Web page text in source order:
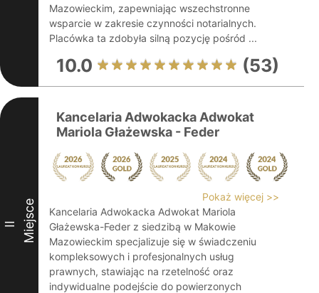
Mazowieckim, zapewniając wszechstronne
wsparcie w zakresie czynności notarialnych.
Placówka ta zdobyła silną pozycję pośród ...
10.0 (53)
II Miejsce
Kancelaria Adwokacka Adwokat
Mariola Głażewska - Feder
Pokaż więcej >>
Kancelaria Adwokacka Adwokat Mariola
Głażewska-Feder z siedzibą w Makowie
Mazowieckim specjalizuje się w świadczeniu
kompleksowych i profesjonalnych usług
prawnych, stawiając na rzetelność oraz
indywidualne podejście do powierzonych